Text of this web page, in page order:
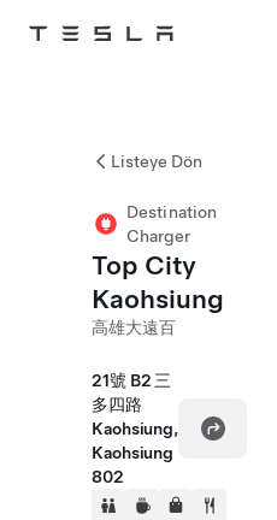
Tesla
Listeye Dön
Destination
Charger
Top City
Kaohsiung
高雄大遠百
21號 B2 三
多四路
Kaohsiung,
Kaohsiung
802